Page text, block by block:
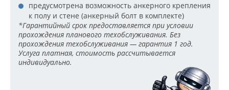
предусмотрена возможность анкерного крепления
к полу и стене (анкерный болт в комплекте)
*Гарантийный срок предоставляется при условии
прохождения планового техобслуживания. Без
прохождения техобслуживания — гарантия 1 год.
Услуга платная, стоимость рассчитывается
индивидуально.